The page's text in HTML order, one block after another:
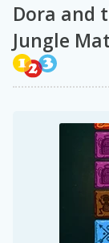
Dora and
Jungle